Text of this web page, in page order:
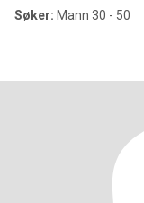
Søker: Mann 30 - 50